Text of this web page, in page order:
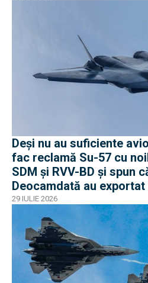
Deși nu au suficiente
fac reclamă Su-57 cu
SDM și RVV-BD și spun
Deocamdată au
Algeria
29 IULIE 2026